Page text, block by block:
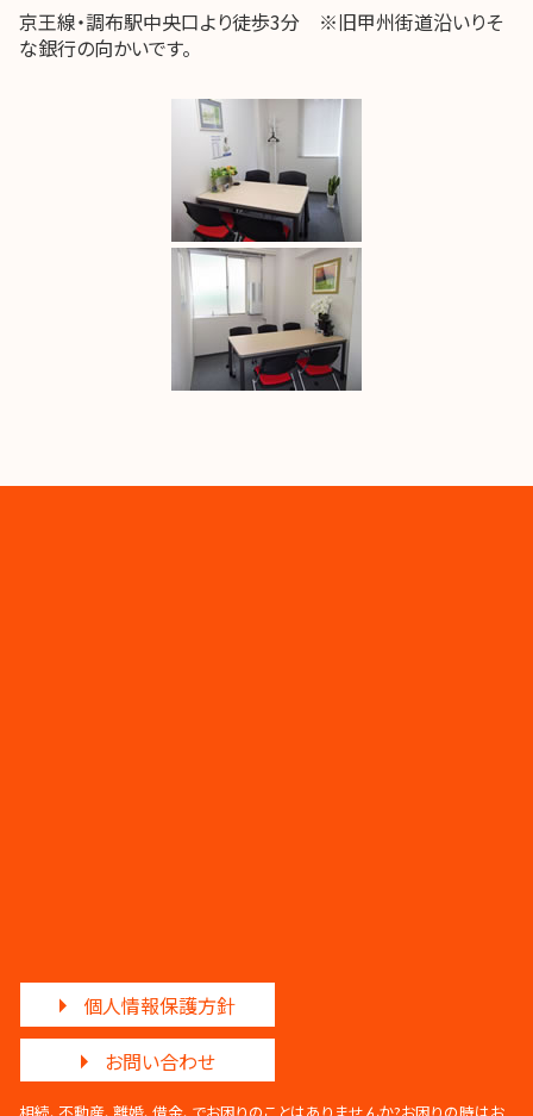
京王線・調布駅中央口より徒歩3分 ※旧甲州街道沿いりそ
な銀行の向かいです。
個人情報保護方針
お問い合わせ